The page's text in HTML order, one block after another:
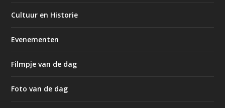
Cultuur en Historie
Evenementen
Filmpje van de dag
Foto van de dag